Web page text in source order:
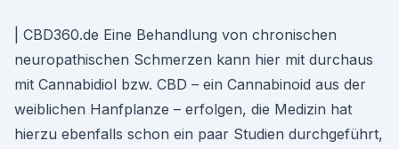
| CBD360.de Eine Behandlung von chronischen
neuropathischen Schmerzen kann hier mit durchaus
mit Cannabidiol bzw. CBD – ein Cannabinoid aus der
weiblichen Hanfplanze – erfolgen, die Medizin hat
hierzu ebenfalls schon ein paar Studien durchgeführt,